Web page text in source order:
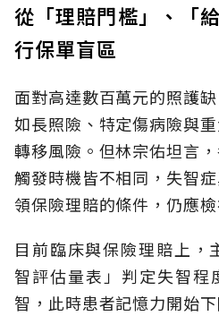
從「理賠門檻」、「
行保單盲區
面對高達數百萬元的照護
如長照險、特定傷病險與
轉移風險。但林宗佑坦言
觸發時機皆不相同，失智
領保險理賠的條件，仍應
目前臨床與保險理賠上，
智評估量表」判定失智程
智，此時患者記憶力開始